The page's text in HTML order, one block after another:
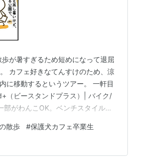
が暑すぎるため短めになって退屈
カフェ好きなてんすけのため、涼
に移動するというツアー。 一軒目
（ビースタンドプラス）| バイク/
がわんこOK。ベンチスタイルな
店に入れてご機嫌 犬用おやつや
散歩 #保護犬カフェ卒業生